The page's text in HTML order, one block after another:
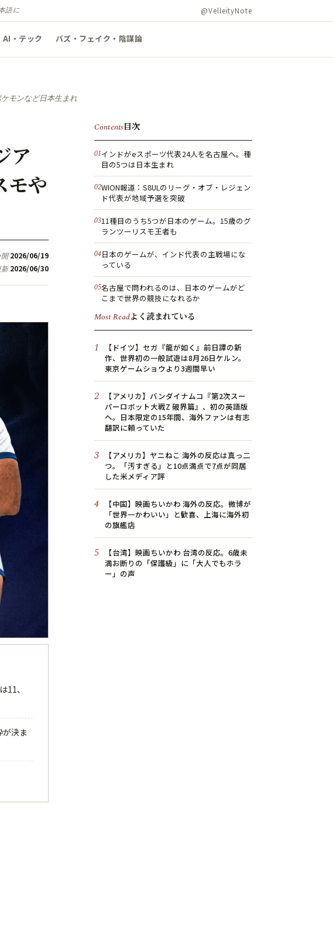
語に @VelleityNote
AI・テック バズ・フェイク・陰謀論
モンなど日本生まれ
ア
モや
開2026/06/19
2026/06/30
11、
決ま
Contents目次
インドがeスポーツ代表24人を名古屋へ。種
目の5つは日本生まれ
WION報道：S8ULのリーグ・オブ・レジェン
ド代表が地域予選を突破
11種目のうち5つが日本のゲーム。15歳のグ
ランツーリスモ王者も
日本のゲームが、インド代表の主戦場にな
っている
名古屋で問われるのは、日本のゲームがど
こまで世界の競技になれるか
Most Readよく読まれている
1
【ドイツ】セガ『龍が如く』前日譚の新
作、世界初の一般試遊は8月26日ケルン。
東京ゲームショウより3週間早い
2
【アメリカ】バンダイナムコ『第2次スー
パーロボット大戦Z 破界篇』、初の英語版
へ。日本限定の15年間、海外ファンは有志
翻訳に頼っていた
3
【アメリカ】ヤニねこ 海外の反応は真っ二
つ。「汚すぎる」と10点満点で7点が同居
した米メディア評
4
【中国】映画ちいかわ 海外の反応。微博が
「世界一かわいい」と歓喜、上海に海外初
の旗艦店
5
【台湾】映画ちいかわ 台湾の反応。6歳未
満お断りの「保護級」に「大人でもホラ
ー」の声